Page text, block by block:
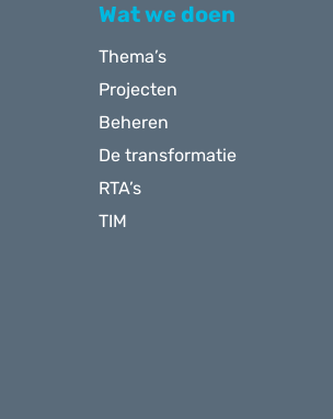
Wat we doen
Thema’s
Projecten
Beheren
De transformatie
RTA’s
TIM